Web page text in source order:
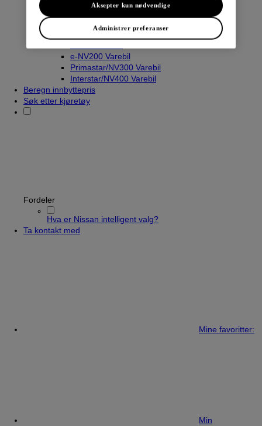
Townstar El-Varebil
e-NV200 Varebil
Primastar/NV300 Varebil
Interstar/NV400 Varebil
Beregn innbyttepris
Søk etter kjøretøy
Fordeler
Hva er Nissan intelligent valg?
Ta kontakt med
Mine favoritter:
Min
Administrer preferanser
Aksepter kun nødvendige